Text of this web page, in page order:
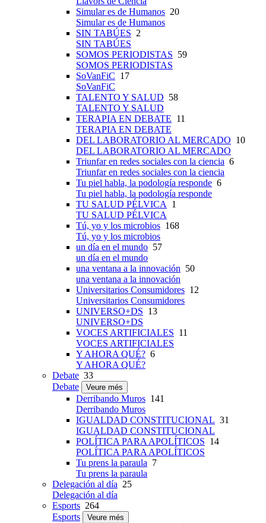
Simular es de Humanos 20
Simular es de Humanos
SIN TABÚES 2
SIN TABÚES
SOMOS PERIODISTAS 59
SOMOS PERIODISTAS
SoVanFiC 17
SoVanFiC
TALENTO Y SALUD 58
TALENTO Y SALUD
TERAPIA EN DEBATE 11
TERAPIA EN DEBATE
DEL LABORATORIO AL MERCADO 10
DEL LABORATORIO AL MERCADO
Triunfar en redes sociales con la ciencia 6
Triunfar en redes sociales con la ciencia
Tu piel habla, la podología responde 6
Tu piel habla, la podología responde
TU SALUD PÉLVICA
1
TU SALUD PÉLVICA
Tú, yo y los microbios 168
Tú, yo y los microbios
un día en el mundo 57
un día en el mundo
una ventana a la innovación 50
una ventana a la innovación
Universitarios Consumidores 12
Universitarios Consumidores
UNIVERSO+DS 13
UNIVERSO+DS
VOCES ARTIFICIALES 11
VOCES ARTIFICIALES
Y AHORA QUÉ? 6
Y AHORA QUÉ?
Debate 33
Debate
Veure més
Derribando Muros 141
Derribando Muros
IGUALDAD CONSTITUCIONAL 31
IGUALDAD CONSTITUCIONAL
POLÍTICA PARA APOLÍTICOS 14
POLÍTICA PARA APOLÍTICOS
Tu prens la paraula 7
Tu prens la paraula
Delegación al día 25
Delegación al día
Esports 264
Esports
Veure més